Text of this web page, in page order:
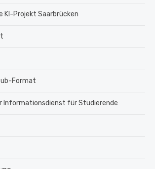
KI-Projekt Saarbrücken
Format
Informationsdienst für Studierende